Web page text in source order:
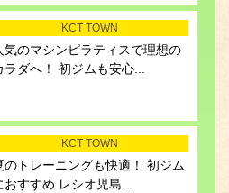
KCT TOWN
気のマシンピラティスで理想の
ラダへ！ 初ジムも安心...
KCT TOWN
のトレーニングも快適！ 初ジム
おすすめ レシオ児島...